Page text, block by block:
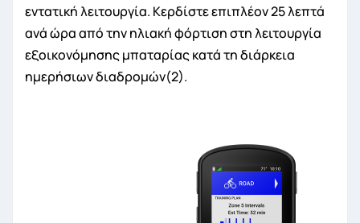
εντατική λειτουργία. Κερδίστε επιπλέον 25 λεπτά
ανά ώρα από την ηλιακή φόρτιση στη λειτουργία
εξοικονόμησης μπαταρίας κατά τη διάρκεια
ημερήσιων διαδρομών(2).